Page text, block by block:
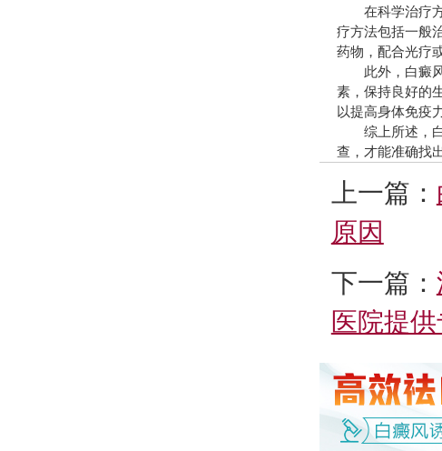
在科学治疗方
疗方法包括一般
药物，配合光疗
此外，白癜风
素，保持良好的
以提高身体免疫
综上所述，白
查，才能准确找
上一篇：
原因
下一篇：
医院提